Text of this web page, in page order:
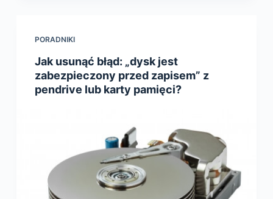
PORADNIKI
Jak usunąć błąd: „dysk jest
zabezpieczony przed zapisem” z
pendrive lub karty pamięci?